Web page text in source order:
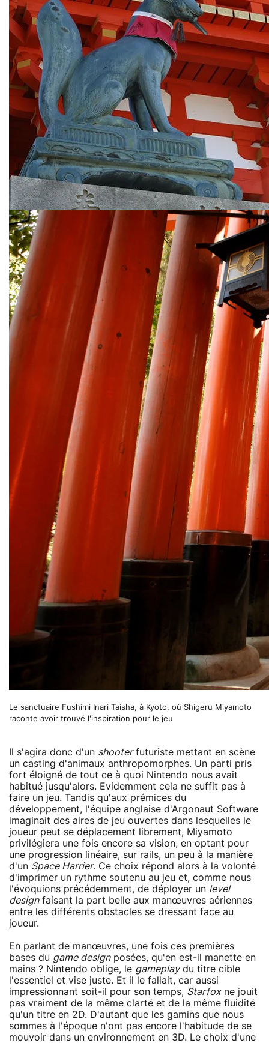
Le sanctuaire Fushimi Inari Taisha, à Kyoto, où Shigeru Miyamoto
raconte avoir trouvé l'inspiration pour le jeu
Il s'agira donc d'un shooterfuturiste mettant en scène
un casting d'animaux anthropomorphes. Un parti pris
fort éloigné de tout ce à quoi Nintendo nous avait
habitué jusqu'alors. Evidemment cela ne suffit pas à
faire un jeu. Tandis qu'aux prémices du
développement, l'équipe anglaise d'Argonaut Software
imaginait des aires de jeu ouvertes dans lesquelles le
joueur peut se déplacement librement, Miyamoto
privilégiera une fois encore sa vision, en optant pour
une progression linéaire, sur rails, un peu à la manière
d'un Space Harrier. Ce choix répond alors à la volonté
d'imprimer un rythme soutenu au jeu et, comme nous
l'évoquions précédemment, de déployer un level
designfaisant la part belle aux manœuvres aériennes
entre les différents obstacles se dressant face au
joueur.
En parlant de manœuvres, une fois ces premières
bases du game designposées, qu'en est-il manette en
mains ? Nintendo oblige, le gameplaydu titre cible
l'essentiel et vise juste. Et il le fallait, car aussi
impressionnant soit-il pour son temps, Starfoxne jouit
pas vraiment de la même clarté et de la même fluidité
qu'un titre en 2D. D'autant que les gamins que nous
sommes à l'époque n'ont pas encore l'habitude de se
mouvoir dans un environnement en 3D. Le choix d'une